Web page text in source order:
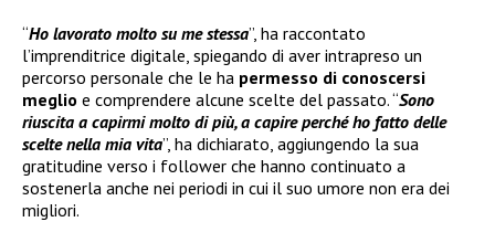
“Ho lavorato molto su me stessa”, ha raccontato
l’imprenditrice digitale, spiegando di aver intrapreso un
percorso personale che le ha permesso di conoscersi
meglio e comprendere alcune scelte del passato. “Sono
riuscita a capirmi molto di più, a capire perché ho fatto delle
scelte nella mia vita”, ha dichiarato, aggiungendo la sua
gratitudine verso i follower che hanno continuato a
sostenerla anche nei periodi in cui il suo umore non era dei
migliori.